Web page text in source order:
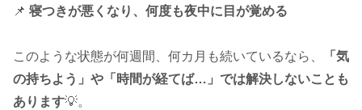
📌 寝つきが悪くなり、何度も夜中に目が覚める
このような状態が何週間、何カ月も続いているなら、
「気
の持ちよう」や「時間が経てば…」では解決しないことも
あります💡。